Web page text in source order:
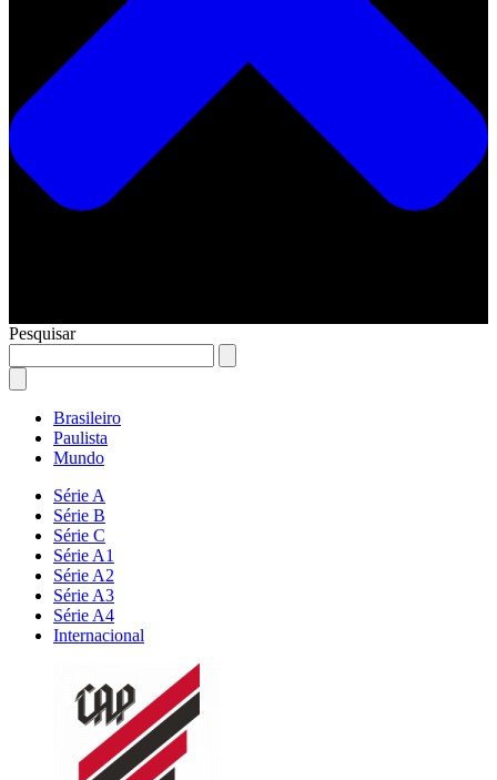
Pesquisar
Brasileiro
Paulista
Mundo
Série A
Série B
Série C
Série A1
Série A2
Série A3
Série A4
Internacional